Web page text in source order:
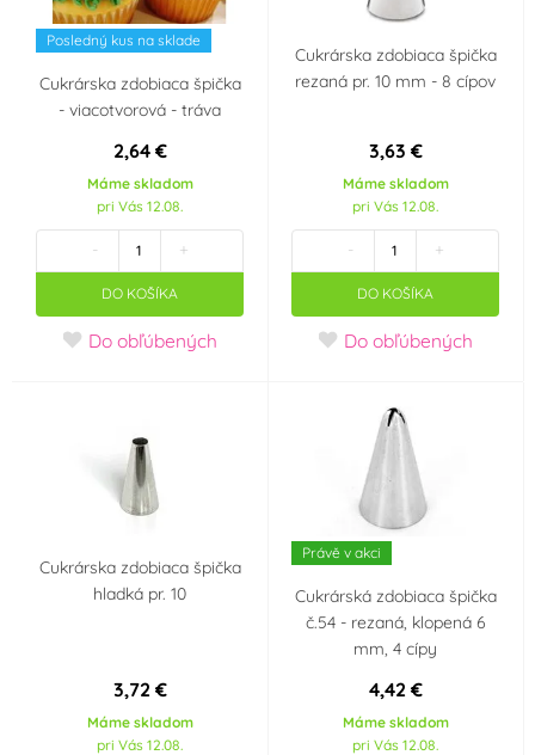
Posledný kus na sklade
Cukrárska zdobiaca špička
- viacotvorová - tráva
2,64 €
Máme skladom
pri Vás 12.08.
- +
DO KOŠÍKA
Do obľúbených
Cukrárska zdobiaca špička
rezaná pr. 10 mm - 8 cípov
3,63 €
Máme skladom
pri Vás 12.08.
- +
DO KOŠÍKA
Do obľúbených
Cukrárska zdobiaca špička
hladká pr. 10
3,72 €
Máme skladom
pri Vás 12.08.
Právě v akci
Cukrárská zdobiaca špička
č.54 - rezaná, klopená 6
mm, 4 cípy
4,42 €
Máme skladom
pri Vás 12.08.